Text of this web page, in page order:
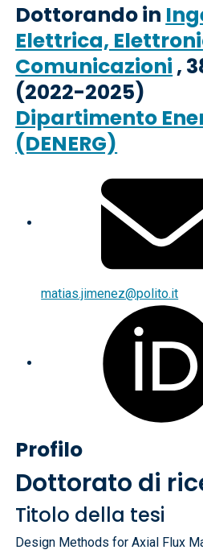
Dottorando in
Elettrica,
Comunicazioni ,
(2022-2025)
Dipartimento
(DENERG)
matias.jimenez@polito.it
Profilo
Dottorato di
Titolo della tesi
Design Methods for Axial Flux